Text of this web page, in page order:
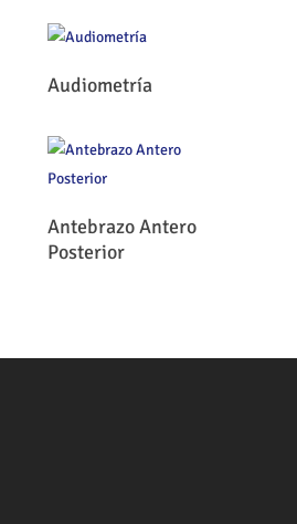
Leer Más
Audiometría
Leer Más
Antebrazo Antero
Posterior